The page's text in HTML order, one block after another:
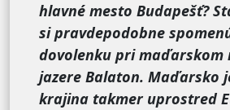
hlavné mesto Budapešť?
si pravdepodobne
dovolenku pri maďarskom
jazere Balaton. Maďarsko
krajina takmer uprostred